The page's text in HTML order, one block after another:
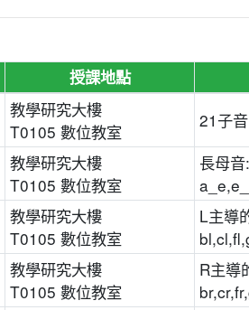
授課地點
教學研究大樓
T0105 數位教室
21子
教學研究大樓
T0105 數位教室
長母音:
教學研究大樓
T0105 數位教室
L主導
教學研究大樓
T0105 數位教室
R主導